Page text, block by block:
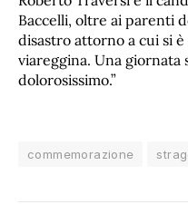
Baccelli, oltre ai parenti
disastro attorno a cui si
viareggina. Una giornata
dolorosissimo.”
commemorazione